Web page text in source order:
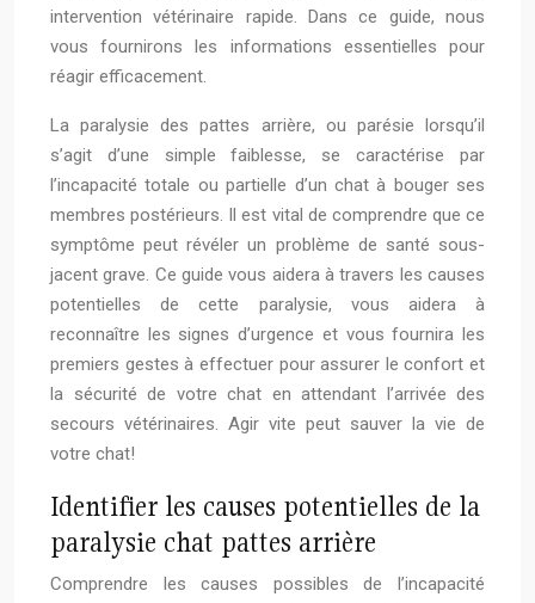
intervention vétérinaire rapide. Dans ce guide, nous
vous fournirons les informations essentielles pour
réagir efficacement.
La paralysie des pattes arrière, ou parésie lorsqu’il
s’agit d’une simple faiblesse, se caractérise par
l’incapacité totale ou partielle d’un chat à bouger ses
membres postérieurs. Il est vital de comprendre que ce
symptôme peut révéler un problème de santé sous-
jacent grave. Ce guide vous aidera à travers les causes
potentielles de cette paralysie, vous aidera à
reconnaître les signes d’urgence et vous fournira les
premiers gestes à effectuer pour assurer le confort et
la sécurité de votre chat en attendant l’arrivée des
secours vétérinaires. Agir vite peut sauver la vie de
votre chat!
Identifier les causes potentielles de la
paralysie chat pattes arrière
Comprendre les causes possibles de l’incapacité